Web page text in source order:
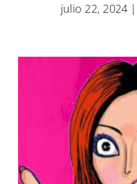
julio 22, 2024 |